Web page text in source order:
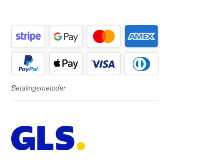
Betalingsmetoder